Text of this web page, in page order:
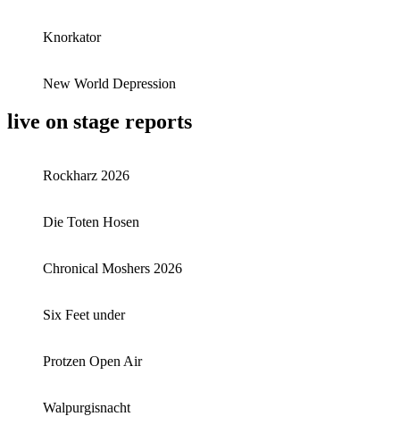
Knorkator
New World Depression
live on stage reports
Rockharz 2026
Die Toten Hosen
Chronical Moshers 2026
Six Feet under
Protzen Open Air
Walpurgisnacht